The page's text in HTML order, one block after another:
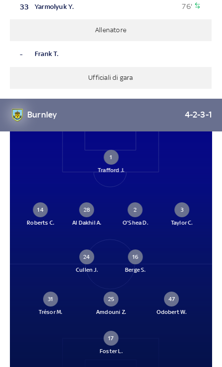
33 Yarmolyuk Y. 76'
Allenatore
- Frank T.
Ufficiali di gara
Burnley 4-2-3-1
1
Trafford J.
14
Roberts C.
28
Al Dakhil A.
2
O'Shea D.
3
Taylor C.
24
Cullen J.
16
Berge S.
31
Trésor M.
25
Amdouni Z.
47
Odobert W.
17
Foster L.